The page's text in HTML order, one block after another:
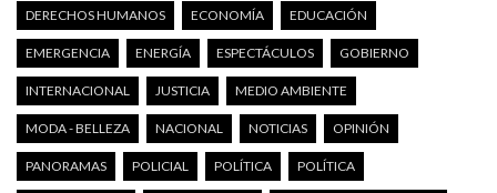
DERECHOS HUMANOS ECONOMÍA EDUCACIÓN
EMERGENCIA ENERGÍA ESPECTÁCULOS GOBIERNO
INTERNACIONAL JUSTICIA MEDIO AMBIENTE
MODA - BELLEZA NACIONAL NOTICIAS OPINIÓN
PANORAMAS POLICIAL POLÍTICA POLÍTICA